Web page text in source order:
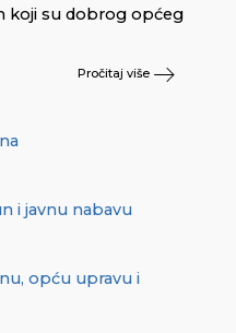
koji su dobrog općeg
Pročitaj više
i javnu nabavu
opću upravu i